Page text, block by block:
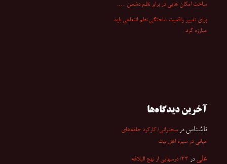
ساخت امکان هایی در برابر نظم دشمن ….
برای تغییر واقعیت ساختگی نظم انتفاعی باید
مبارزه کرد.
آخرین دیدگاه‌ها
ناشناس در سخنرانی/ کارکرد حلقه‌های
میانی در سیره اهل بیت
علی در ۳۳/ درسهایی از نهج البلاغه